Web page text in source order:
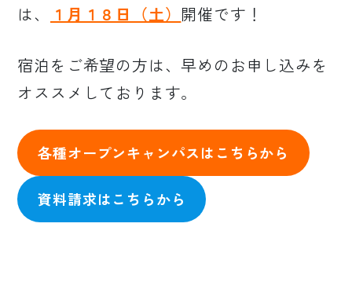
は、
１月１８日（土） 開催です！
宿泊をご希望の方は、早めのお申し込みを
オススメしております。
各種オープンキャンパスはこちらから
資料請求はこちらから